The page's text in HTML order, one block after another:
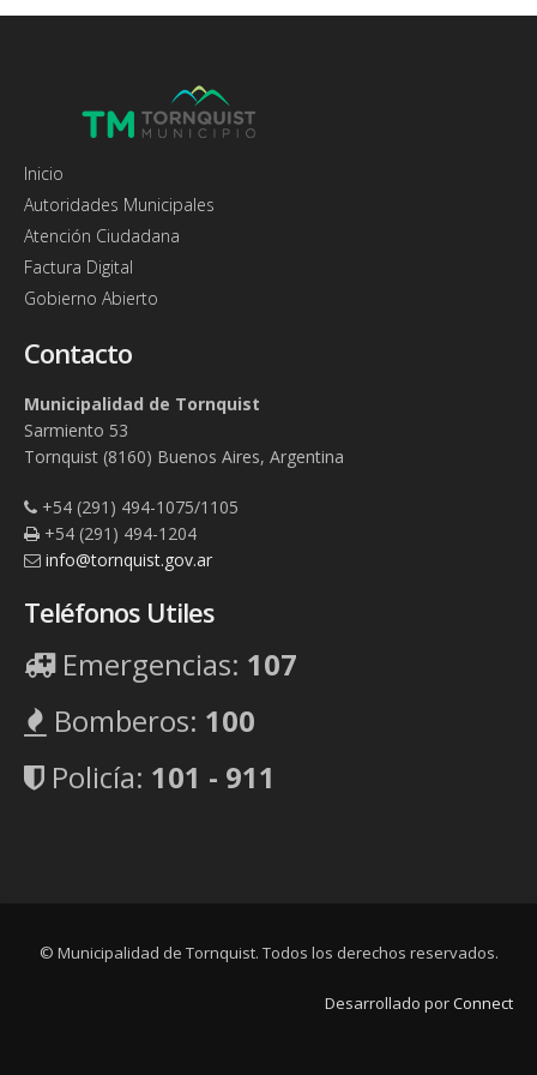
Director de Servicios Públicos:
Pascale
Inicio
Autoridades Municipales
Atención Ciudadana
Factura Digital
Gobierno Abierto
Contacto
Municipalidad de Tornquist
Sarmiento 53
Tornquist (8160) Buenos Aires, Argentina
+54 (291) 494-1075/1105
+54 (291) 494-1204
info@tornquist.gov.ar
Teléfonos Utiles
Emergencias: 107
Bomberos: 100
Policía: 101 - 911
© Municipalidad de Tornquist. Todos los derechos reservados.
Desarrollado porConnect